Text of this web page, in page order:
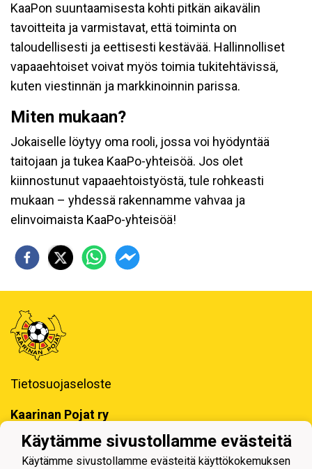
KaaPon suuntaamisesta kohti pitkän aikavälin
tavoitteita ja varmistavat, että toiminta on
taloudellisesti ja eettisesti kestävää. Hallinnolliset
vapaaehtoiset voivat myös toimia tukitehtävissä,
kuten viestinnän ja markkinoinnin parissa.
Miten mukaan?
Jokaiselle löytyy oma rooli, jossa voi hyödyntää
taitojaan ja tukea KaaPo-yhteisöä. Jos olet
kiinnostunut vapaaehtoistyöstä, tule rohkeasti
mukaan – yhdessä rakennamme vahvaa ja
elinvoimaista KaaPo-yhteisöä!
Tietosuojaseloste
Kaarinan Pojat ry
toimisto@kaapo.fi
Käytämme sivustollamme evästeitä
Käytämme sivustollamme evästeitä käyttökokemuksen